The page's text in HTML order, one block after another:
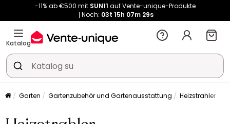
Kauf-unique wird zu Vente-unique - Gleicher Shop, neuer Name!
Noch:03t 15h
Katalog
Garten Gartenzubehör und Gartenausstattung Heizstrahler